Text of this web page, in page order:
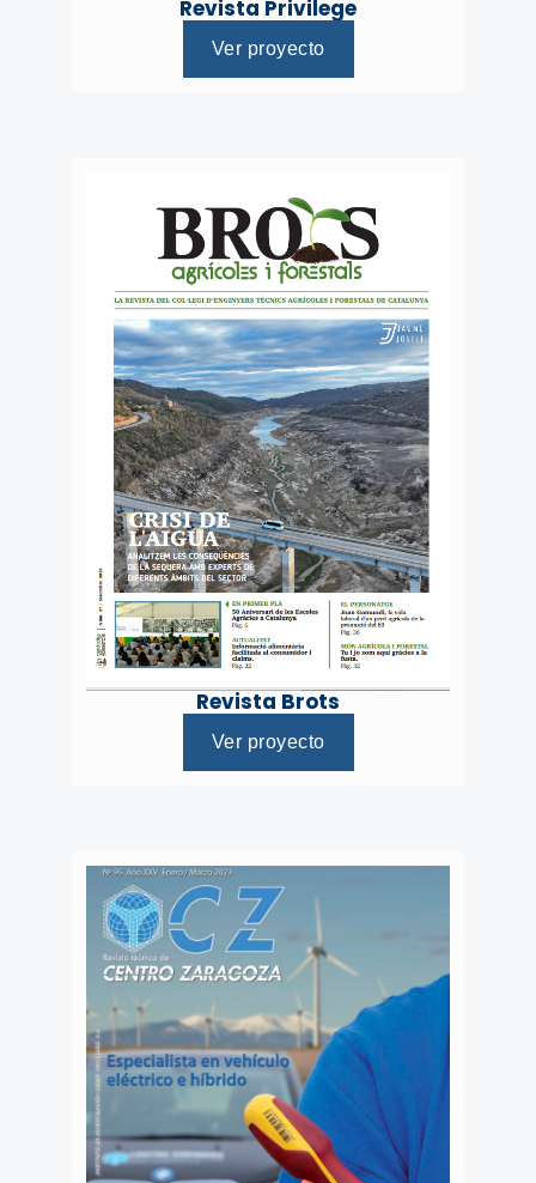
Revista Privilege
Ver proyecto
Revista Brots
Ver proyecto